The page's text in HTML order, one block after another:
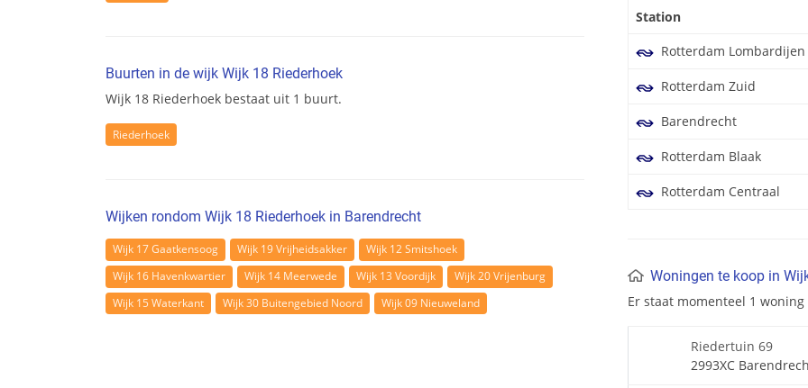
Buurten in de wijk Wijk 18 Riederhoek
Wijk 18 Riederhoek bestaat uit 1 buurt.
Riederhoek
Wijken rondom Wijk 18 Riederhoek in Barendrecht
Wijk 17 Gaatkensoog Wijk 19 Vrijheidsakker
Wijk 12 Smitshoek
Wijk 16 Havenkwartier
Wijk 14 Meerwede Wijk 13 Voordijk
Wijk 20 Vrijenburg
Wijk 15 Waterkant
Wijk 30 Buitengebied Noord Wijk 09 Nieuweland
Station
Rotterdam Lombardijen
Rotterdam Zuid
Barendrecht
Rotterdam Blaak
Rotterdam Centraal
Woningen te koop in
Er staat momenteel 1
Riedertuin 69
2993XC